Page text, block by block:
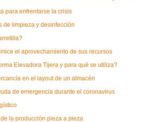
para enfrentarse la crisis
de limpieza y desinfección
el aprovechamiento de sus recursos
Elevadora Tijera y para qué se utiliza?
en el layout de un almacén
de emergencia durante el coronavirus
la producción pieza a pieza